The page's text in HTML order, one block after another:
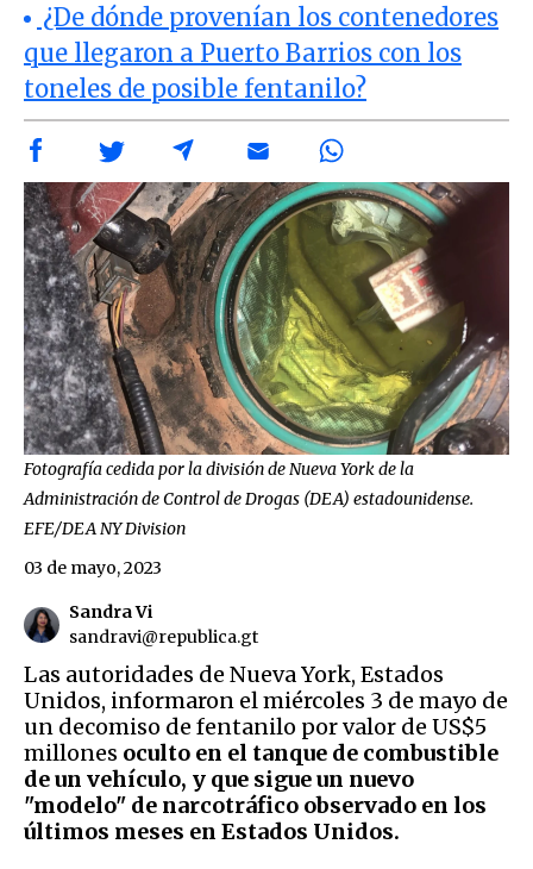
¿De dónde provenían los contenedores
que llegaron a Puerto Barrios con los
toneles de posible fentanilo?
Fotografía cedida por la división de Nueva York de la
Administración de Control de Drogas (DEA) estadounidense.
EFE/DEA NY Division
Sandra Vi
sandravi@republica.gt
03 de mayo, 2023
Las autoridades de Nueva York, Estados
Unidos, informaron el miércoles 3 de mayo de
un decomiso de fentanilo por valor de US$5
millones oculto en el tanque de combustible
de un vehículo, y que sigue un nuevo
"modelo" de narcotráfico observado en los
últimos meses en Estados Unidos.